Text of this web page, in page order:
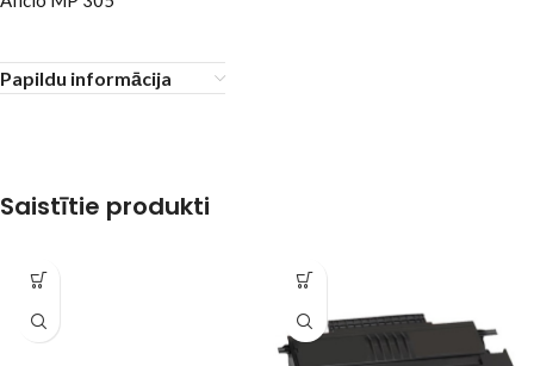
Papildu informācija
Saistītie produkti